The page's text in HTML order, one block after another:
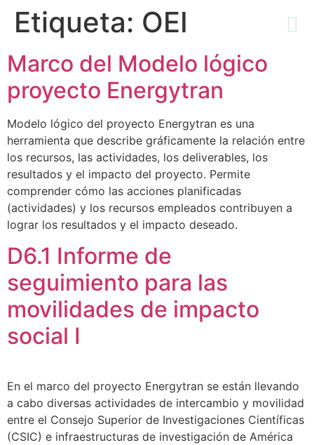
Etiqueta: OEI
Marco del Modelo lógico
proyecto Energytran
Modelo lógico del proyecto Energytran es una
herramienta que describe gráficamente la relación entre
los recursos, las actividades, los deliverables, los
resultados y el impacto del proyecto. Permite
comprender cómo las acciones planificadas
(actividades) y los recursos empleados contribuyen a
lograr los resultados y el impacto deseado.
D6.1 Informe de
seguimiento para las
movilidades de impacto
social I
En el marco del proyecto Energytran se están llevando
a cabo diversas actividades de intercambio y movilidad
entre el Consejo Superior de Investigaciones Científicas
(CSIC) e infraestructuras de investigación de América